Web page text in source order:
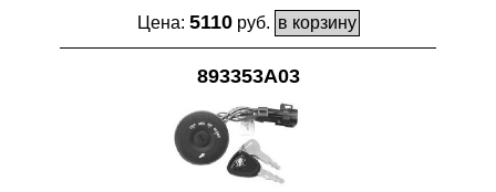
Цена: 5110руб.
893353A03